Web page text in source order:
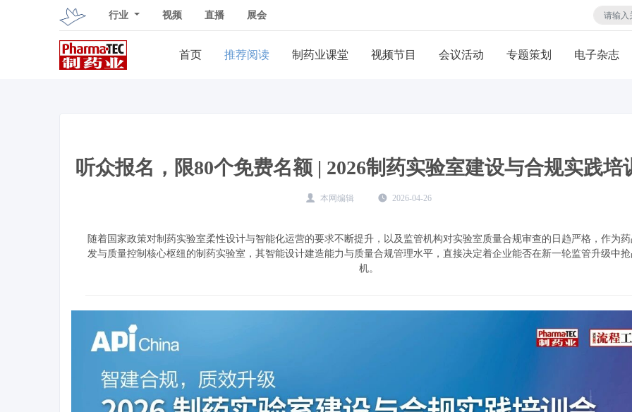
行业 视频 直播 展会
首页 推荐阅读 制药业课堂 视频节目 会议活动 专题策划 电子杂志
听众报名，限80个免费名额 | 2026制药实验室建设与合规实践培
本网编辑 2026-04-26
随着国家政策对制药实验室柔性设计与智能化运营的要求不断提升，以及监管机构对实验室质量合规审查的日趋严格，作为
发与质量控制核心枢纽的制药实验室，其智能设计建造能力与质量合规管理水平，直接决定着企业能否在新一轮监管升级中
机。